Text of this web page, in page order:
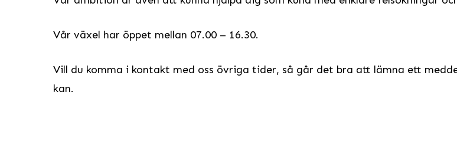
Vår växel har öppet mellan 07.00 – 16.30.
Vill du komma i kontakt med oss övriga tider, så går det bra att lämna ett
kan.